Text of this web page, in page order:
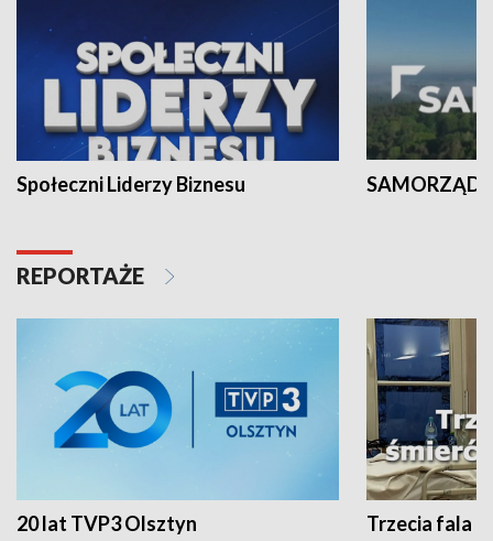
Społeczni Liderzy Biznesu SAMORZĄD
REPORTAŻE
20 lat TVP3 Olsztyn Trzecia fala -